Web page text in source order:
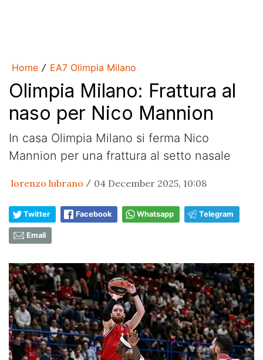
Home / EA7 Olimpia Milano
Olimpia Milano: Frattura al
naso per Nico Mannion
In casa Olimpia Milano si ferma Nico
Mannion per una frattura al setto nasale
lorenzo lubrano / 04 December 2025, 10:08
Twitter Facebook Whatsapp Telegram
Email